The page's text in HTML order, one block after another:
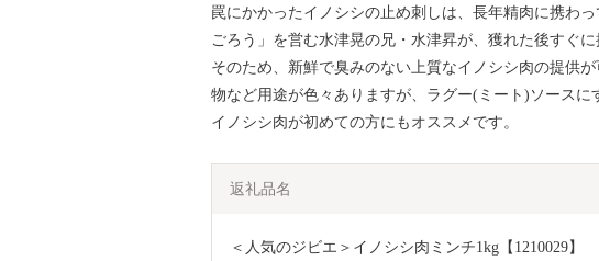
罠にかかったイノシシの止め刺しは、長年精肉に携わ
ごろう」を営む水津晃の兄・水津昇が、獲れた後すぐ
そのため、新鮮で臭みのない上質なイノシシ肉の提供
物など用途が色々ありますが、ラグー(ミート)ソースに
イノシシ肉が初めての方にもオススメです。
返礼品名
＜人気のジビエ＞イノシシ肉ミンチ1kg【1210029】